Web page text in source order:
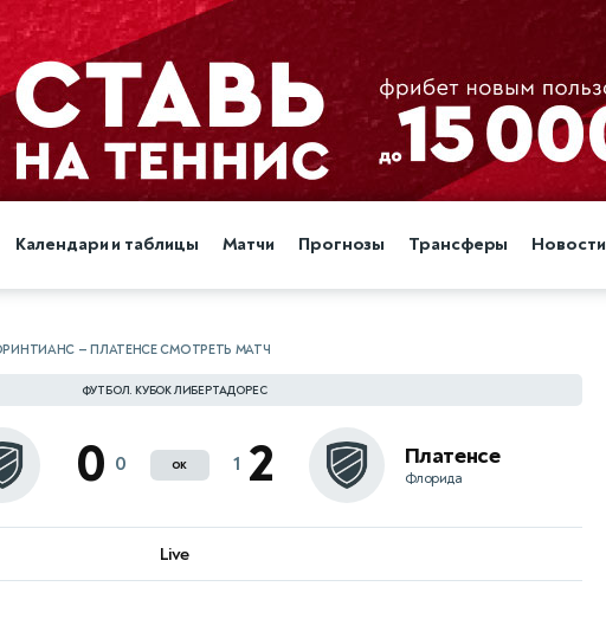
Календари и таблицы Матчи Прогнозы Трансферы Новости
— ПЛАТЕНСЕ СМОТРЕТЬ МАТЧ
ФУТБОЛ. КУБОК ЛИБЕРТАДОРЕС
0 0 ок 1 2 Платенсе
Флорида
Live